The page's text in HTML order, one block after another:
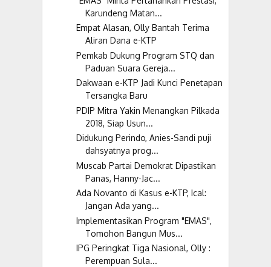
Karundeng Matan...
Empat Alasan, Olly Bantah Terima
Aliran Dana e-KTP
Pemkab Dukung Program STQ dan
Paduan Suara Gereja...
Dakwaan e-KTP Jadi Kunci Penetapan
Tersangka Baru
PDIP Mitra Yakin Menangkan Pilkada
2018, Siap Usun...
Didukung Perindo, Anies-Sandi puji
dahsyatnya prog...
Muscab Partai Demokrat Dipastikan
Panas, Hanny-Jac...
Ada Novanto di Kasus e-KTP, Ical:
Jangan Ada yang...
Implementasikan Program "EMAS",
Tomohon Bangun Mus...
IPG Peringkat Tiga Nasional, Olly :
Perempuan Sula...